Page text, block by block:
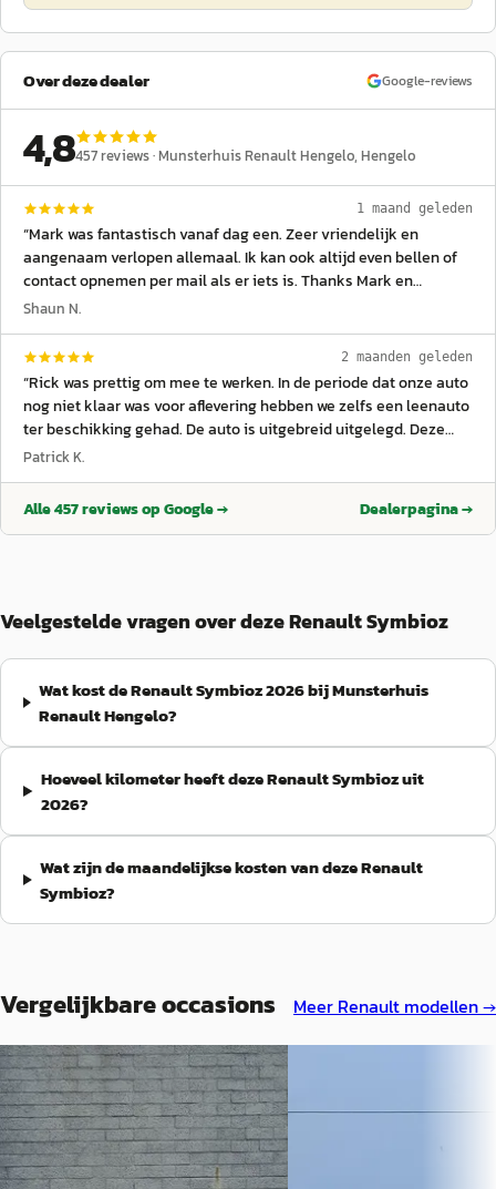
Over deze dealer Google-reviews
4,8457reviews ·Munsterhuis Renault Hengelo, Hengelo
1 maand geleden
“Mark was fantastisch vanaf dag een. Zeer vriendelijk en
aangenaam verlopen allemaal. Ik kan ook altijd even bellen of
contact opnemen per mail als er iets is. Thanks Mark en
Munsterhuis!
Shaun N.
2 maanden geleden
“Rick was prettig om mee te werken. In de periode dat onze auto
nog niet klaar was voor aflevering hebben we zelfs een leenauto
ter beschikking gehad. De auto is uitgebreid uitgelegd. Deze
rijdt heerlijk, wel even wat tijd nodig gehad om alles uit te
databundel verliep wat vaag, dit liep na een paar dagen.
Blijkbaar heeft dit wat tijd nodig.
Patrick K.
Alle457reviews op Google → Dealerpagina →
Veelgestelde vragen over deze Renault Symbioz
Wat kost de Renault Symbioz 2026 bij Munsterhuis
Renault Hengelo?
Hoeveel kilometer heeft deze Renault Symbioz uit
2026?
Wat zijn de maandelijkse kosten van deze Renault
Symbioz?
Vergelijkbare occasions Meer Renault modellen →
A
Renault Symbioz·2026
1.8 E-Tech full hybrid 160 esprit
Alpine NU 5 JAAR GARANTIE! PACK